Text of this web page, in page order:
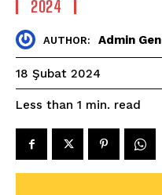
2024
AUTHOR: Admin
18 Şubat 2024
Less than 1 min. read